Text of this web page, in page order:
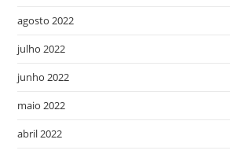
agosto 2022
julho 2022
junho 2022
maio 2022
abril 2022